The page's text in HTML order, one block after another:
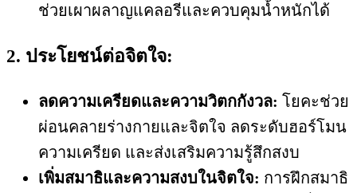
ช่วยเผาผลาญแคลอรีและควบคุมน้ำหนักได้
2. ประโยชน์ต่อจิตใจ:
ลดความเครียดและความวิตกกังวล: โยคะช่วย
ผ่อนคลายร่างกายและจิตใจ ลดระดับฮอร์โมน
ความเครียด และส่งเสริมความรู้สึกสงบ
เพิ่มสมาธิและความสงบในจิตใจ: การฝึกสมาธิ